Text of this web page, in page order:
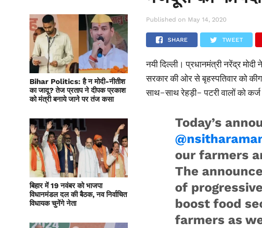
Bihar Politics: है न मोदी-नीतीश
का जादू? तेज प्रताप ने दीपक प्रकाश
को मंत्री बनाये जाने पर तंज कसा
बिहार में 19 नवंबर को भाजपा
विधानमंडल दल की बैठक, नव निर्वाचित
विधायक चुनेंगे नेता
Published on May 14, 2020
SHARE TWEET
नयी दिल्ली। प्रधानमंत्री नरेंद्र
सरकार की ओर से बृहस्पतिवार को
साथ-साथ रेहड़ी- पटरी वालों को कर्ज
Today’s
our farmers
The
of
boost food
farmers as